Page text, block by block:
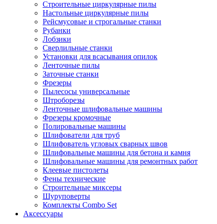
Строительные циркулярные пилы
Настольные циркулярные пилы
Рейсмусовые и строгальные станки
Рубанки
Лобзики
Сверлильные станки
Установки для всасывания опилок
Ленточные пилы
Заточные станки
Фрезеры
Пылесосы универсальные
Штроборезы
Ленточные шлифовальные машины
Фрезеры кромочные
Полировальные машины
Шлифователи для труб
Шлифователь угловых сварных швов
Шлифовальные машины для бетона и камня
Шлифовальные машины для ремонтных работ
Клеевые пистолеты
Фены технические
Строительные миксеры
Шуруповерты
Комплекты Combo Set
Аксессуары